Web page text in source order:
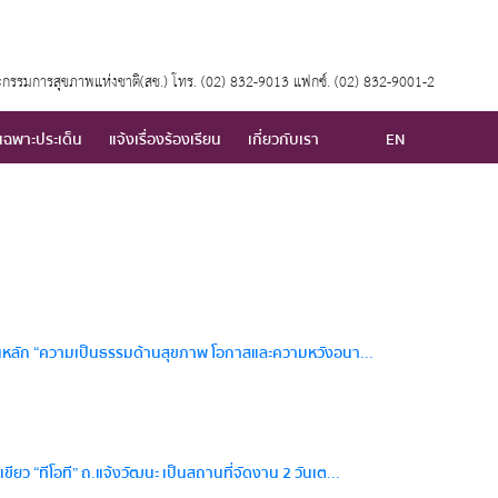
รรมการสุขภาพแห่งชาติ(สช.) โทร. (02) 832-9013 แฟกซ์. (02) 832-9001-2
พาะประเด็น แจ้งเรื่องร้องเรียน เกี่ยวกับเรา EN
ก “ความเป็นธรรมด้านสุขภาพ โอกาสและความหวังอนา...
ยว “ทีโอที” ถ.แจ้งวัฒนะ เป็นสถานที่จัดงาน 2 วันเต...